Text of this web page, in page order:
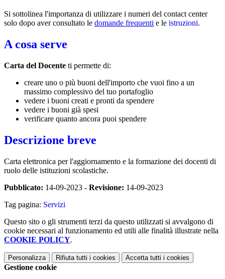
Si sottolinea l'importanza di utilizzare i numeri del contact center
solo dopo aver consultato le domande frequenti e le istruzioni.
A cosa serve
Carta del Docente ti permette di:
creare uno o più buoni dell'importo che vuoi fino a un
massimo complessivo del tuo portafoglio
vedere i buoni creati e pronti da spendere
vedere i buoni già spesi
verificare quanto ancora puoi spendere
Descrizione breve
Carta elettronica per l'aggiornamento e la formazione dei docenti di
ruolo delle istituzioni scolastiche.
Pubblicato: 14-09-2023 - Revisione: 14-09-2023
Tag pagina: Servizi
Questo sito o gli strumenti terzi da questo utilizzati si avvalgono di
cookie necessari al funzionamento ed utili alle finalità illustrate nella
COOKIE POLICY.
Personalizza Rifiuta tutti i cookies Accetta tutti i cookies
Gestione cookie